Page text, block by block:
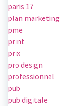
paris 17
plan marketing
pme
print
prix
pro design
professionnel
pub
pub digitale